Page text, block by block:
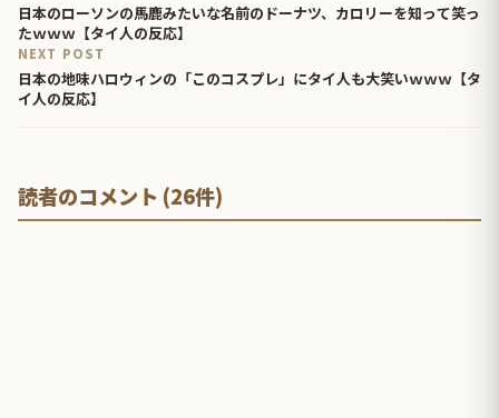
日本のローソンの馬鹿みたいな名前のドーナツ、カロリーを知って笑っ
たｗｗｗ【タイ人の反応】
NEXT POST
日本の地味ハロウィンの「このコスプレ」にタイ人も大笑いｗｗｗ【タ
イ人の反応】
読者のコメント (26件)